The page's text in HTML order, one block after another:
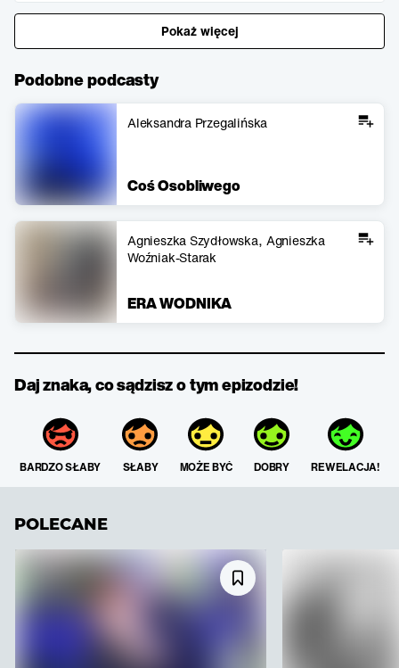
Pokaż więcej
Podobne podcasty
Aleksandra Przegalińska
Coś Osobliwego
Agnieszka Szydłowska Agnieszka
Woźniak-Starak
ERA WODNIKA
Daj znaka, co sądzisz o tym epizodzie!
BARDZO SŁABY SŁABY MOŻE BYĆ DOBRY REWELACJA!
POLECANE